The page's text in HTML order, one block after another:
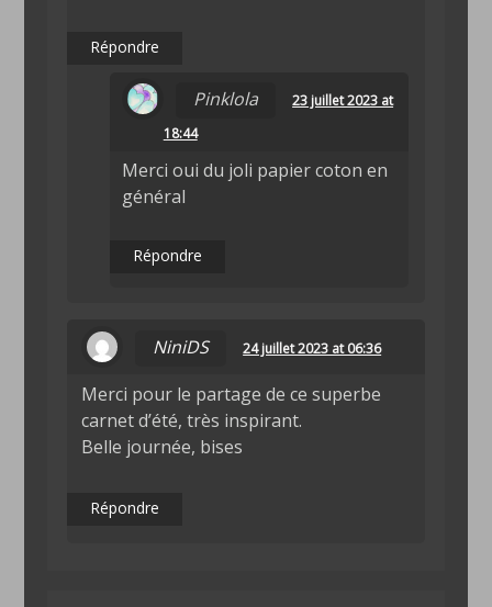
Répondre
Pinklola
23 juillet 2023 at
18:44
Merci oui du joli papier coton en
général
Répondre
NiniDS 24 juillet 2023 at 06:36
Merci pour le partage de ce superbe
carnet d’été, très inspirant.
Belle journée, bises
Répondre